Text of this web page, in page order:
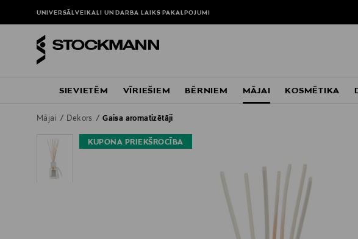
UNIVERSĀLVEIKALI UN DARBA LAIKSPAKALPOJUMI
SIEVIETĒM VĪRIEŠIEM BĒRNIEM MĀJAI KOSMĒTIKA
Mājai Dekors Gaisa aromatizētāji
KUPONA PRIEKŠROCĪBA